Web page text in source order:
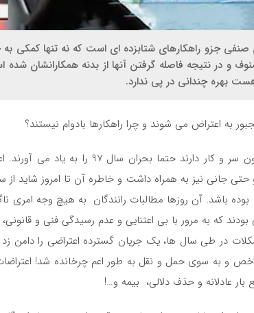
صنفی جزو راهکارهای شتابزده ای است که نه تنها کمکی
و در نتیجه فاصله گرفتن آنها از بدنه همکارانشان
بهره چندانی در پی ندارد.
به اعتراض می شوند و چرا راهکارها بادوام نیستند؟
کسانیکه با حرفه رانندگان کامیون سر و کار
جانی نیز به همراه داشت و خاطره آن تا امروز شاید از
باشد. آن روزها مطالبات رانندگان به هیچ وجه امری
که به مرور با بی اعتنایی و عدم رسیدگی فنی و
در طی سال ها، یک جریان گسترده اعتراضی را دامن
و به سوی حمل و نقل به طور اعم چرخانده شد!
بار عادلانه و حذف دلالی، بیمه و…!